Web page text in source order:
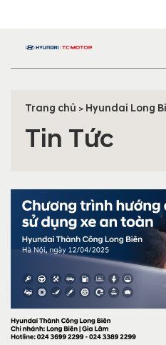
Trang chủ > Hyundai Long
Tin Tức